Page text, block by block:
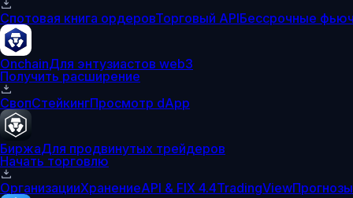
Спотовая книга ордеровТорговый APIБессрочные
OnchainДля энтузиастов web3
Получить расширение
СвопСтейкингПросмотр dApp
БиржаДля продвинутых трейдеров
Начать торговлю
ОрганизацииХранениеAPI & FIX 4.4TradingViewПрогнозы